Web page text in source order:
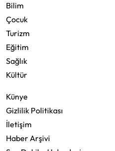
Bilim
Çocuk
Turizm
Eğitim
Sağlık
Kültür
Künye
Gizlilik Politikası
İletişim
Haber Arşivi